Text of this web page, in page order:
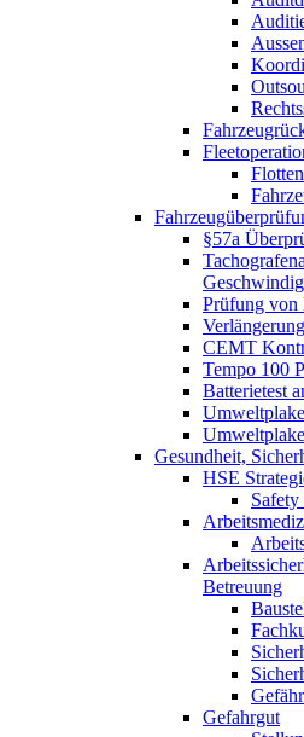
§57a
Prüfung von
CEMT
Tempo 100
Batterietest
Gesundheit,
HSE
Betreuung
Gefahrgut